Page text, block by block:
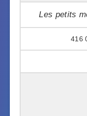
Les petits
416